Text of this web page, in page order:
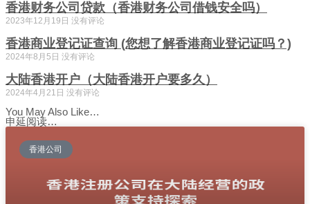
香港财务公司贷款（香港财务公司借钱安全吗）
2023年12月19日 没有评论
香港商业登记证查询 (您想了解香港商业登记证吗？)
2024年8月5日 没有评论
大陆香港开户（大陆香港开户要多久）
2024年4月21日 没有评论
You May Also Like…
申延阅读…
香港公司